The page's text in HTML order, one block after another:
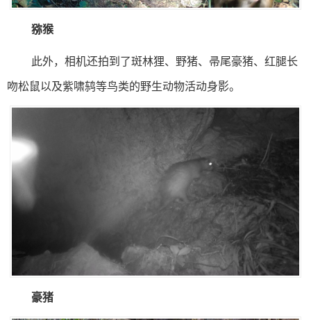
猕猴
此外，相机还拍到了斑林狸、野猪、帚尾豪猪、红腿长
吻松鼠以及紫啸鸫等鸟类的野生动物活动身影。
豪猪